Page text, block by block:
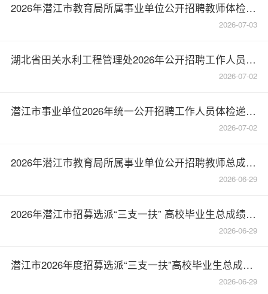
2026年潜江市教育局所属事业单位公开招聘教师体检通知
2026-07-03
湖北省田关水利工程管理处2026年公开招聘工作人员拟聘用人员公示
2026-07-02
潜江市事业单位2026年统一公开招聘工作人员体检递补公告(二)
2026-07-02
2026年潜江市教育局所属事业单位公开招聘教师总成绩发布
2026-06-29
2026年潜江市招募选派“三支一扶” 高校毕业生总成绩发布
2026-06-29
潜江市2026年度招募选派“三支一扶”高校毕业生总成绩发布
2026-06-29